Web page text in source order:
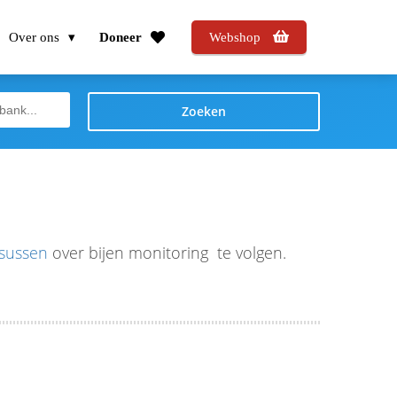
Over ons Doneer Webshop
Zoeken
over bijen monitoring te volgen.